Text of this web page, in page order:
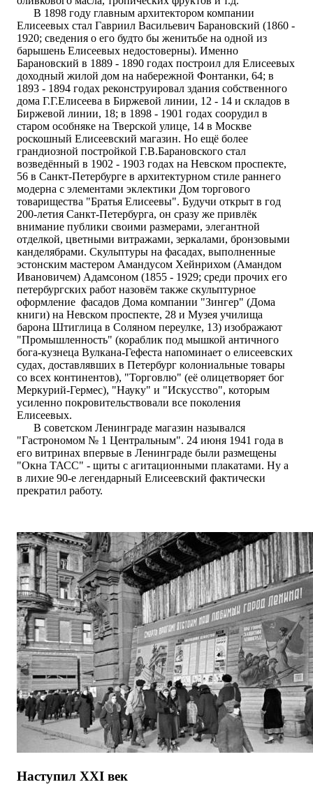
В 1898 году главным архитектором компании
Елисеевых стал Гавриил Васильевич Барановский (1860 -
1920; сведения о его будто бы женитьбе на одной из
барышень Елисеевых недостоверны). Именно
Барановский в 1889 - 1890 годах построил для Елисеевых
доходный жилой дом на набережной Фонтанки, 64; в
1893 - 1894 годах реконструировал здания собственного
дома Г.Г.Елисеева в Биржевой линии, 12 - 14 и складов в
Биржевой линии, 18; в 1898 - 1901 годах соорудил в
старом особняке на Тверской улице, 14 в Москве
роскошный Елисеевский магазин. Но ещё более
грандиозной постройкой Г.В.Барановского стал
возведённый в 1902 - 1903 годах на Невском проспекте,
56 в Санкт-Петербурге в архитектурном стиле раннего
модерна с элементами эклектики Дом торгового
товарищества "Братья Елисеевы". Будучи открыт в год
200-летия Санкт-Петербурга, он сразу же привлёк
внимание публики своими размерами, элегантной
отделкой, цветными витражами, зеркалами, бронзовыми
канделябрами. Скульптуры на фасадах, выполненные
эстонским мастером Амандусом Хейнрихом (Амандом
Ивановичем) Адамсоном (1855 - 1929; среди прочих его
петербургских работ назовём также скульптурное
оформление фасадов Дома компании "Зингер" (Дома
книги) на Невском проспекте, 28 и Музея училища
барона Штиглица в Соляном переулке, 13) изображают
"Промышленность" (кораблик под мышкой античного
бога-кузнеца Вулкана-Гефеста напоминает о елисеевских
судах, доставлявших в Петербург колониальные товары
со всех континентов), "Торговлю" (её олицетворяет бог
Меркурий-Гермес), "Науку" и "Искусство", которым
усиленно покровительствовали все поколения
Елисеевых.
В советском Ленинграде магазин назывался
"Гастрономом № 1 Центральным". 24 июня 1941 года в
его витринах впервые в Ленинграде были размещены
"Окна ТАСС" - щиты с агитационными плакатами. Ну а
в лихие 90-е легендарный Елисеевский фактически
прекратил работу.
Наступил XXI век